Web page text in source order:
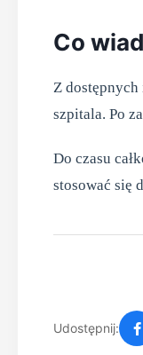
Co
Z dostępnych
szpitala. Po
Do czasu
stosować się
Udostępnij: